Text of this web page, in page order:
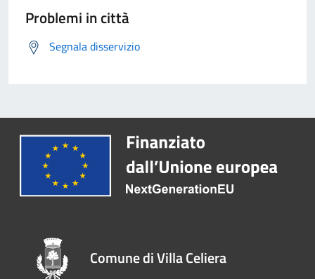
Problemi in città
Segnala disservizio
Comune di Villa Celiera